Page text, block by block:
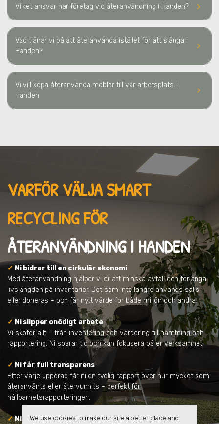
keyboard_arrow_right
Vilket ansvar har företag vid återanvändning i Handen?
keyboard_arrow_right
Vad tjänar vi på att återanvända istället för att slänga i
Handen?
keyboard_arrow_right
Vi vill köpa återanvända möbler till vår arbetsplats i
Handen
VARFÖR VÄLJA SMART
RECYCLING FÖR
ÅTERANVÄNDNING I HANDEN
✓ Ni bidrar till en cirkulär ekonomi
Med återanvändning hjälper vi er att minska avfall och förlänga
livslängden på inventarier. Det som inte längre används säljs
eller doneras – och får nytt värde för både miljön och andra.
✓ Ni slipper onödigt arbete
Vi sköter allt – från inventering och värdering till hämtning och
rapportering. Ni sparar tid och kan fokusera på er verksamhet.
✓ Ni får full transparens
Efter varje uppdrag får ni en tydlig rapport över hur mycket som
återanvänts eller återvunnits – perfekt för
hållbarhetsrapporteringen.
✓Ni samarbetar med en pålitlig partner
We use cookies to make our site a better place and